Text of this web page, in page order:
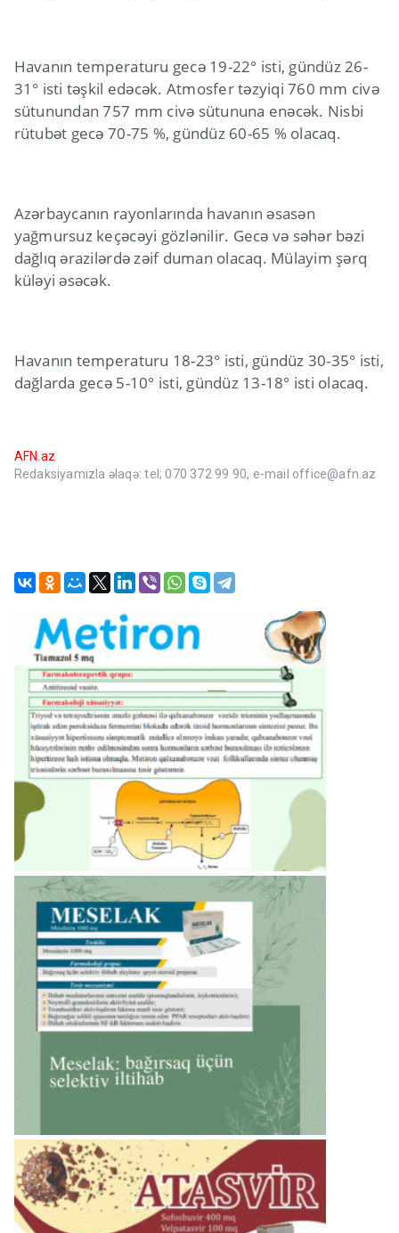
Havanın temperaturu gecə 19-22° isti, gündüz 26-
31° isti təşkil edəcək. Atmosfer təzyiqi 760 mm civə
sütunundan 757 mm civə sütununa enəcək. Nisbi
rütubət gecə 70-75 %, gündüz 60-65 % olacaq.
Azərbaycanın rayonlarında havanın əsasən
yağmursuz keçəcəyi gözlənilir. Gecə və səhər bəzi
dağlıq ərazilərdə zəif duman olacaq. Mülayim şərq
küləyi əsəcək.
Havanın temperaturu 18-23° isti, gündüz 30-35° isti,
dağlarda gecə 5-10° isti, gündüz 13-18° isti olacaq.
AFN.az
Redaksiyamızla əlaqə: tel; 070 372 99 90, e-mail office@afn.az